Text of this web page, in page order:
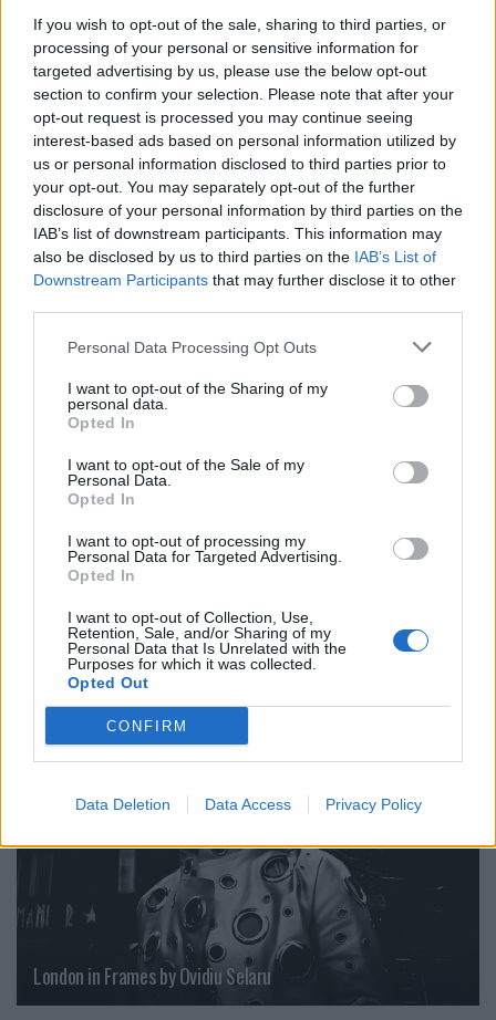
If you wish to opt-out of the sale, sharing to third parties, or
processing of your personal or sensitive information for
targeted advertising by us, please use the below opt-out
section to confirm your selection. Please note that after your
opt-out request is processed you may continue seeing
interest-based ads based on personal information utilized by
us or personal information disclosed to third parties prior to
your opt-out. You may separately opt-out of the further
disclosure of your personal information by third parties on the
IAB’s list of downstream participants. This information may
also be disclosed by us to third parties on the IAB’s List of
Downstream Participants that may further disclose it to other
Personal Data Processing Opt Outs
I want to opt-out of the Sharing of my
personal data.
Opted In
I want to opt-out of the Sale of my
Personal Data.
Opted In
I want to opt-out of processing my
Personal Data for Targeted Advertising.
Opted In
I want to opt-out of Collection, Use,
Retention, Sale, and/or Sharing of my
Personal Data that Is Unrelated with the
Purposes for which it was collected.
Opted Out
CONFIRM
Data Deletion Data Access Privacy Policy
The Faces im Juni 2026
CULTURE
Bunt und lebensfroh: „Tempo Bello“ von Cecilia Pignocchi
London in Frames by Ovidiu Selaru